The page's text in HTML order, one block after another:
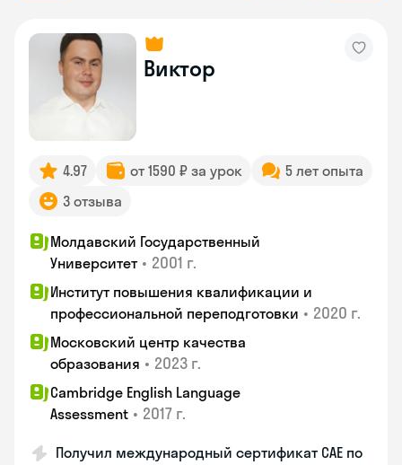
Виктор
4.97 от 1590 ₽ за урок
5 лет опыта
3 отзыва
Молдавский Государственный
Университет • 2001 г.
Институт повышения квалификации и
профессиональной переподготовки • 2020 г.
Московский центр качества
образования • 2023 г.
Cambridge English Language
Assessment • 2017 г.
Получил международный сертификат CAE по